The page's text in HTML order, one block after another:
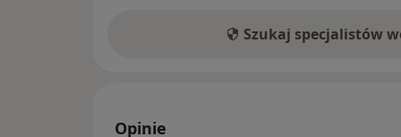
Szukaj specjalistów
Opinie